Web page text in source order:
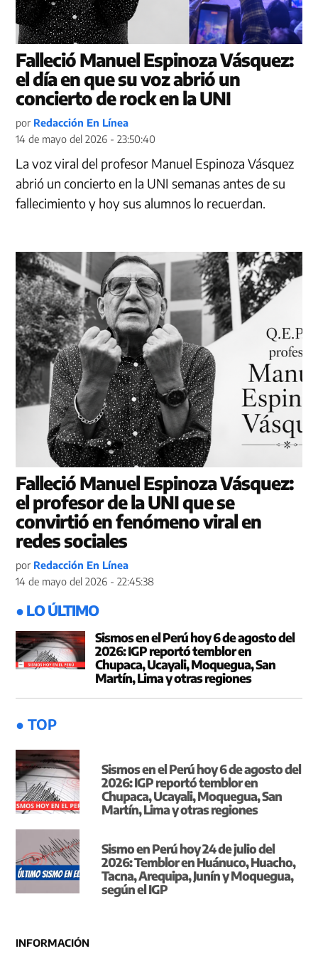
Falleció Manuel Espinoza Vásquez:
el día en que su voz abrió un
concierto de rock en la UNI
por Redacción En Línea
14 de mayo del 2026 - 23:50:40
La voz viral del profesor Manuel Espinoza Vásquez
abrió un concierto en la UNI semanas antes de su
fallecimiento y hoy sus alumnos lo recuerdan.
Falleció Manuel Espinoza Vásquez:
el profesor de la UNI que se
convirtió en fenómeno viral en
redes sociales
por Redacción En Línea
14 de mayo del 2026 - 22:45:38
● LO ÚLTIMO
Sismos en el Perú hoy 6 de agosto del
2026: IGP reportó temblor en
Chupaca, Ucayali, Moquegua, San
Martín, Lima y otras regiones
● TOP
Sismos en el Perú hoy 6 de agosto del
2026: IGP reportó temblor en
Chupaca, Ucayali, Moquegua, San
Martín, Lima y otras regiones
Sismo en Perú hoy 24 de julio del
2026: Temblor en Huánuco, Huacho,
Tacna, Arequipa, Junín y Moquegua,
según el IGP
INFORMACIÓN